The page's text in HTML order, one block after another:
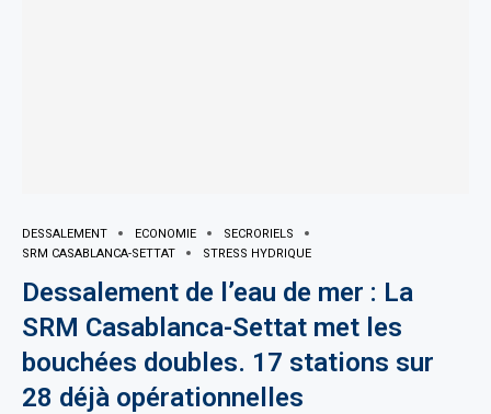
DESSALEMENT ECONOMIE
SECRORIELS
SRM CASABLANCA-SETTAT
STRESS HYDRIQUE
Dessalement de l’eau de mer : La
SRM Casablanca-Settat met les
bouchées doubles. 17 stations sur
28 déjà opérationnelles